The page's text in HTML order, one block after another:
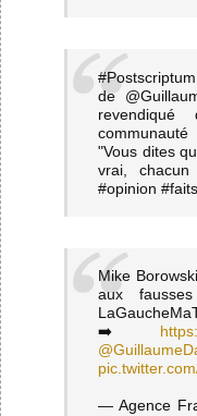
de
"Vous dites
vrai,
#opinion
Mike
aux
➡️
— Agence